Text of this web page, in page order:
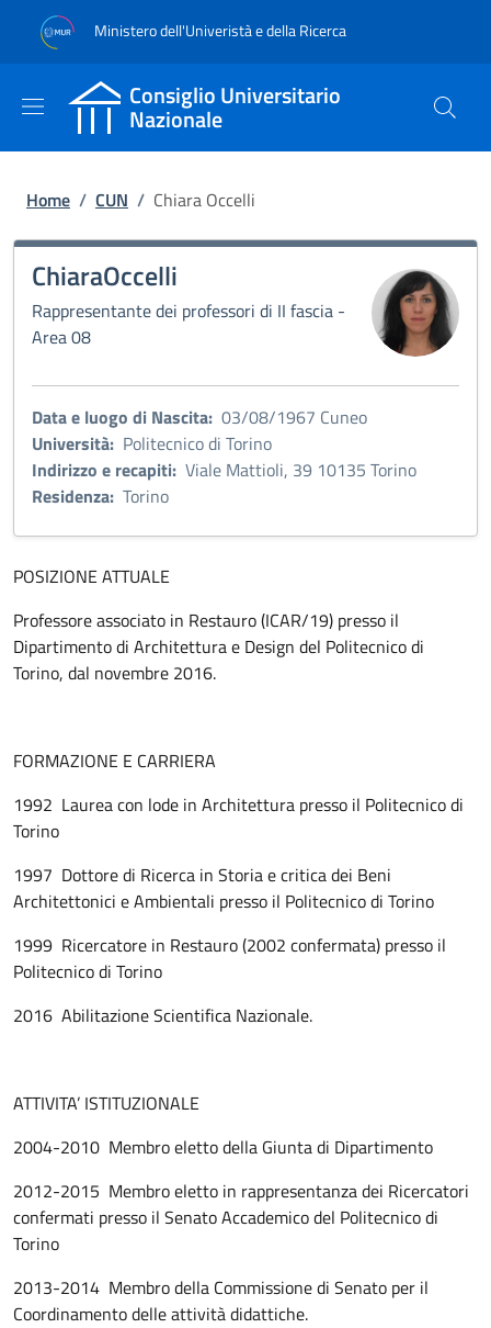
al contenuto principale
to footer content
Ministero dell'Univeristà e della Ricerca
Consiglio Universitario
Nazionale
Briciole di pane
Home / CUN / Chiara Occelli
ChiaraOccelli
Rappresentante dei professori di II fascia -
Area 08
Immagine:
Data e luogo di Nascita: 03/08/1967 Cuneo
Università: Politecnico di Torino
Indirizzo e recapiti: Viale Mattioli, 39 10135 Torino
Residenza: Torino
POSIZIONE ATTUALE
Professore associato in Restauro (ICAR/19) presso il
Dipartimento di Architettura e Design del Politecnico di
Torino, dal novembre 2016.
FORMAZIONE E CARRIERA
1992 Laurea con lode in Architettura presso il Politecnico di
Torino
1997 Dottore di Ricerca in Storia e critica dei Beni
Architettonici e Ambientali presso il Politecnico di Torino
1999 Ricercatore in Restauro (2002 confermata) presso il
Politecnico di Torino
2016 Abilitazione Scientifica Nazionale.
ATTIVITA’ ISTITUZIONALE
2004-2010 Membro eletto della Giunta di Dipartimento
2012-2015 Membro eletto in rappresentanza dei Ricercatori
confermati presso il Senato Accademico del Politecnico di
Torino
2013-2014 Membro della Commissione di Senato per il
Coordinamento delle attività didattiche.